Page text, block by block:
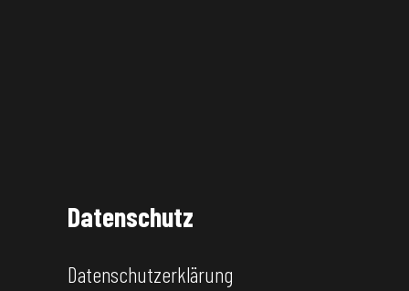
Datenschutz
Datenschutzerklärung